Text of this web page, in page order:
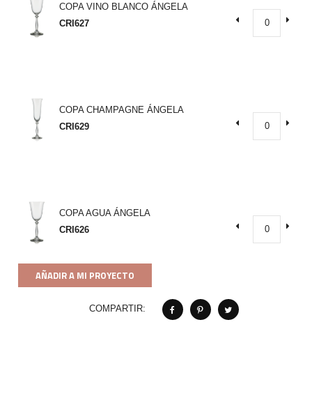
COPA VINO BLANCO ÁNGELA
CRI627
COPA CHAMPAGNE ÁNGELA
CRI629
COPA AGUA ÁNGELA
CRI626
AÑADIR A MI PROYECTO
COMPARTIR: